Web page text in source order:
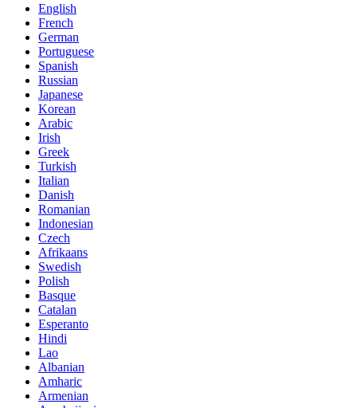
English
French
German
Portuguese
Spanish
Russian
Japanese
Korean
Arabic
Irish
Greek
Turkish
Italian
Danish
Romanian
Indonesian
Czech
Afrikaans
Swedish
Polish
Basque
Catalan
Esperanto
Hindi
Lao
Albanian
Amharic
Armenian